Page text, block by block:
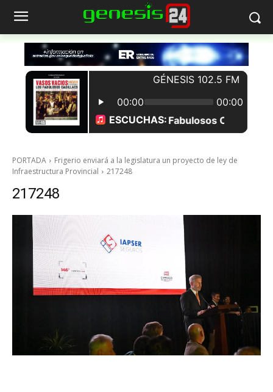
PORTADA
Frigerio enviará a la legislatura un proyecto de ley de
Infraestructura Provincial
217248
217248